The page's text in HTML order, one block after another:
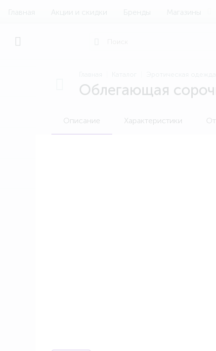
Главная Акции и скидки Бренды Магазины
Облегающая
Описание Характеристики